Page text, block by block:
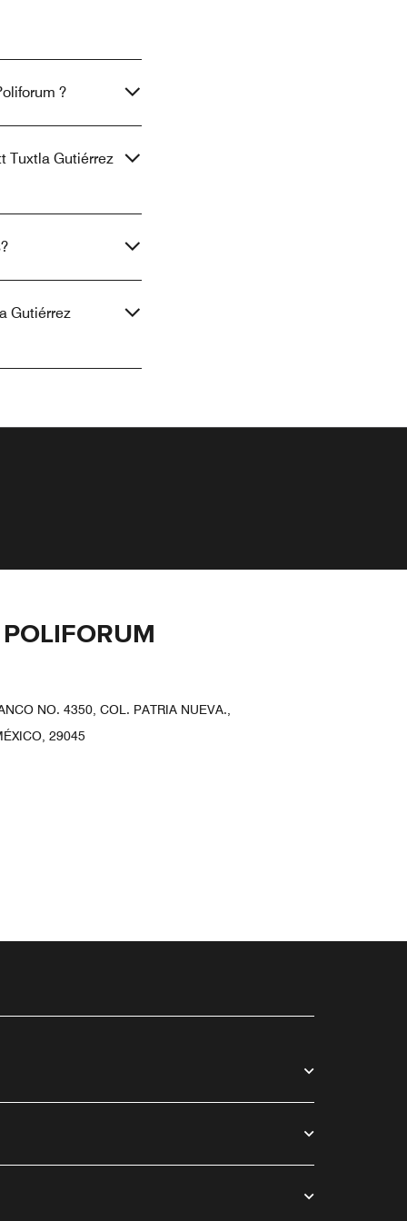
?
Tuxtla Gutiérrez
Gutiérrez
NO. 4350, COL. PATRIA NUEVA.,
29045